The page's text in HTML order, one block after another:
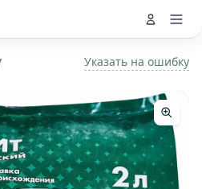
Указать на ошибку